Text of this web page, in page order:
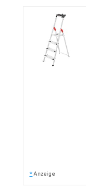
* Anzeige